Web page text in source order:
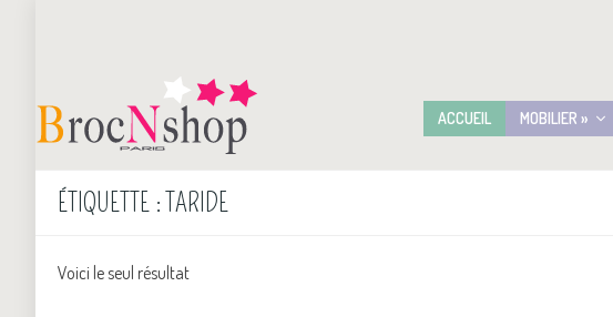
ACCUEIL MOBILIER »
ÉTIQUETTE :TARIDE
Voici le seul résultat